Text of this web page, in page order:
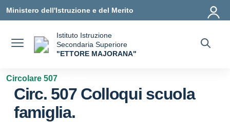
Ministero dell'Istruzione e del Merito
Istituto Istruzione
Secondaria Superiore
"ETTORE MAJORANA"
Circolare 507
Circ. 507 Colloqui scuola
famiglia.